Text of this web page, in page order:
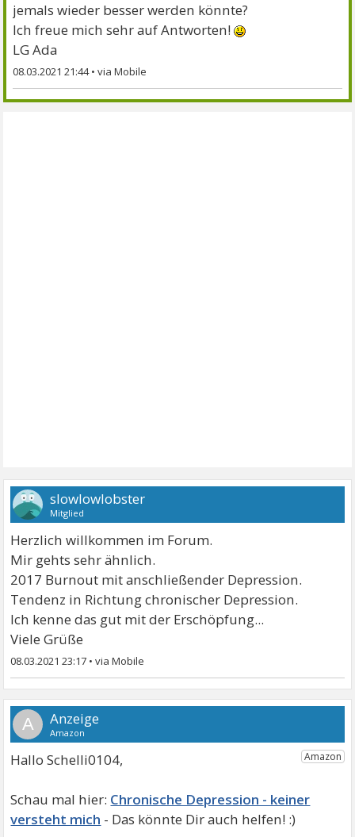
jemals wieder besser werden könnte?
Ich freue mich sehr auf Antworten!
LG Ada
08.03.2021 21:44•
slowlowlobster
Mitglied
Herzlich willkommen im Forum.
Mir gehts sehr ähnlich.
2017 Burnout mit anschließender Depression.
Tendenz in Richtung chronischer Depression.
Ich kenne das gut mit der Erschöpfung...
Viele Grüße
08.03.2021 23:17 •
A
Hallo Schelli0104,
Chronische Depression - keiner
versteht mich